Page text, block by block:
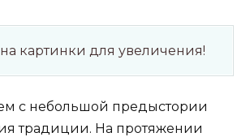
картинки для увеличения!
с небольшой предыстории
традиции. На протяжении